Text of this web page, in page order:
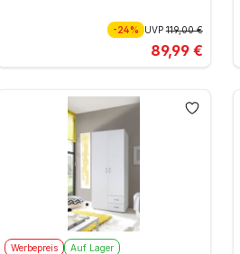
-24% UVP119,00 €
89,99 €
Werbepreis Auf Lager